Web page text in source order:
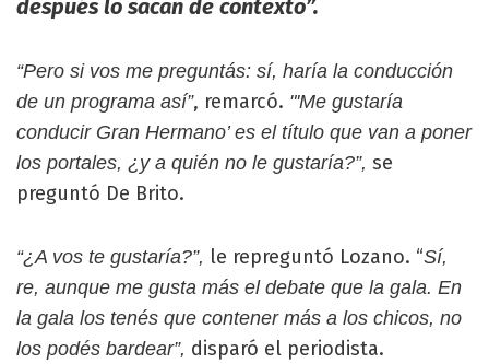
después lo sacan de contexto”.
“Pero si vos me preguntás: sí, haría la conducción
de un programa así”, remarcó. "'Me gustaría
conducir Gran Hermano’ es el título que van a poner
los portales, ¿y a quién no le gustaría?”, se
preguntó De Brito.
“¿A vos te gustaría?”, le repreguntó Lozano. “Sí,
re, aunque me gusta más el debate que la gala. En
la gala los tenés que contener más a los chicos, no
los podés bardear”, disparó el periodista.